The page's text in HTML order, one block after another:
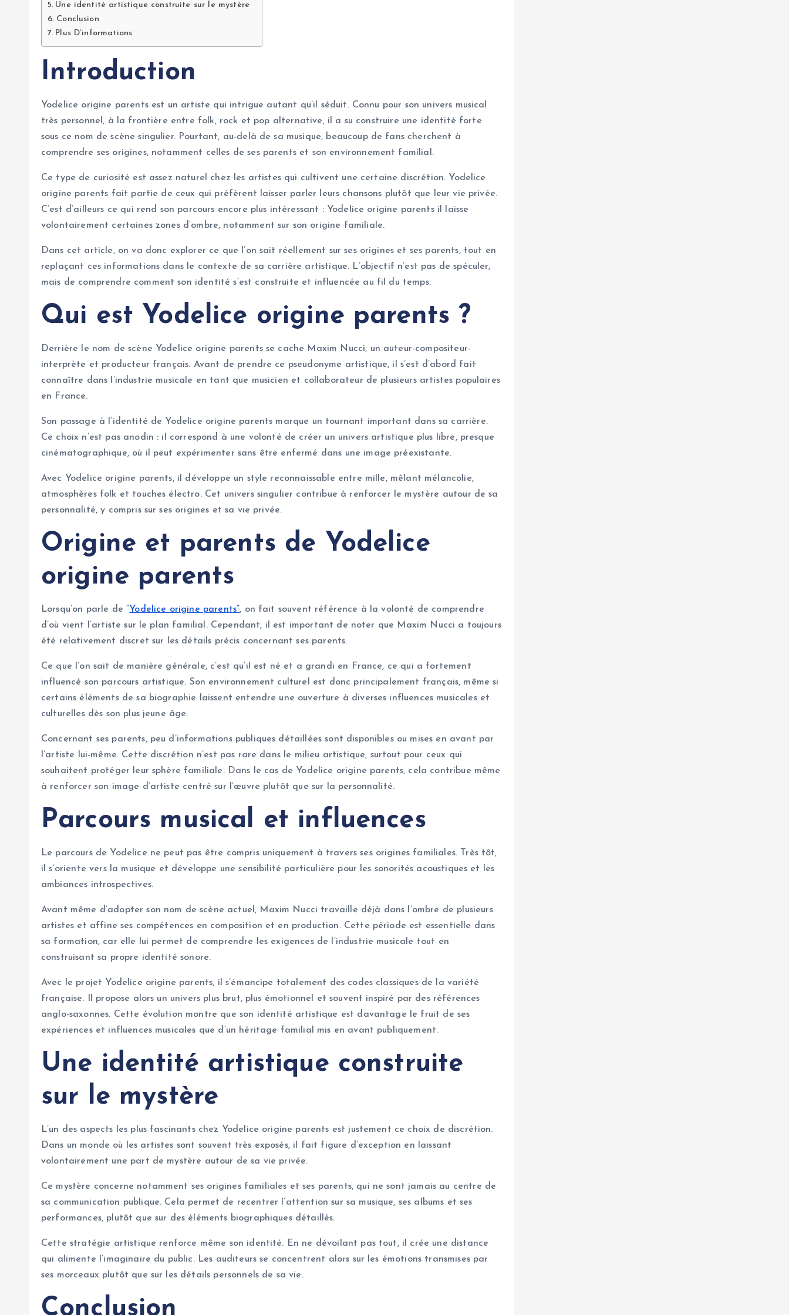
Une identité artistique construite sur le mystère
Conclusion
Plus D’informations
Introduction
Yodelice origine parents est un artiste qui intrigue autant qu’il séduit. Connu pour son univers musical
très personnel, à la frontière entre folk, rock et pop alternative, il a su construire une identité forte
sous ce nom de scène singulier. Pourtant, au-delà de sa musique, beaucoup de fans cherchent à
comprendre ses origines, notamment celles de ses parents et son environnement familial.
Ce type de curiosité est assez naturel chez les artistes qui cultivent une certaine discrétion. Yodelice
origine parents fait partie de ceux qui préfèrent laisser parler leurs chansons plutôt que leur vie privée.
C’est d’ailleurs ce qui rend son parcours encore plus intéressant : Yodelice origine parents il laisse
volontairement certaines zones d’ombre, notamment sur son origine familiale.
Dans cet article, on va donc explorer ce que l’on sait réellement sur ses origines et ses parents, tout en
replaçant ces informations dans le contexte de sa carrière artistique. L’objectif n’est pas de spéculer,
mais de comprendre comment son identité s’est construite et influencée au fil du temps.
Qui est Yodelice origine parents ?
Derrière le nom de scène Yodelice origine parents se cache Maxim Nucci, un auteur-compositeur-
interprète et producteur français. Avant de prendre ce pseudonyme artistique, il s’est d’abord fait
connaître dans l’industrie musicale en tant que musicien et collaborateur de plusieurs artistes populaires
en France.
Son passage à l’identité de Yodelice origine parents marque un tournant important dans sa carrière.
Ce choix n’est pas anodin : il correspond à une volonté de créer un univers artistique plus libre, presque
cinématographique, où il peut expérimenter sans être enfermé dans une image préexistante.
Avec Yodelice origine parents, il développe un style reconnaissable entre mille, mêlant mélancolie,
atmosphères folk et touches électro. Cet univers singulier contribue à renforcer le mystère autour de sa
personnalité, y compris sur ses origines et sa vie privée.
Origine et parents de Yodelice
origine parents
Lorsqu’on parle de “Yodelice origine parents”, on fait souvent référence à la volonté de comprendre
d’où vient l’artiste sur le plan familial. Cependant, il est important de noter que Maxim Nucci a toujours
été relativement discret sur les détails précis concernant ses parents.
Ce que l’on sait de manière générale, c’est qu’il est né et a grandi en France, ce qui a fortement
influencé son parcours artistique. Son environnement culturel est donc principalement français, même si
certains éléments de sa biographie laissent entendre une ouverture à diverses influences musicales et
culturelles dès son plus jeune âge.
Concernant ses parents, peu d’informations publiques détaillées sont disponibles ou mises en avant par
l’artiste lui-même. Cette discrétion n’est pas rare dans le milieu artistique, surtout pour ceux qui
souhaitent protéger leur sphère familiale. Dans le cas de Yodelice origine parents, cela contribue même
à renforcer son image d’artiste centré sur l’œuvre plutôt que sur la personnalité.
Parcours musical et influences
Le parcours de Yodelice ne peut pas être compris uniquement à travers ses origines familiales. Très tôt,
il s’oriente vers la musique et développe une sensibilité particulière pour les sonorités acoustiques et les
ambiances introspectives.
Avant même d’adopter son nom de scène actuel, Maxim Nucci travaille déjà dans l’ombre de plusieurs
artistes et affine ses compétences en composition et en production. Cette période est essentielle dans
sa formation, car elle lui permet de comprendre les exigences de l’industrie musicale tout en
construisant sa propre identité sonore.
Avec le projet Yodelice origine parents, il s’émancipe totalement des codes classiques de la variété
française. Il propose alors un univers plus brut, plus émotionnel et souvent inspiré par des références
anglo-saxonnes. Cette évolution montre que son identité artistique est davantage le fruit de ses
expériences et influences musicales que d’un héritage familial mis en avant publiquement.
Une identité artistique construite
sur le mystère
L’un des aspects les plus fascinants chez Yodelice origine parents est justement ce choix de discrétion.
Dans un monde où les artistes sont souvent très exposés, il fait figure d’exception en laissant
volontairement une part de mystère autour de sa vie privée.
Ce mystère concerne notamment ses origines familiales et ses parents, qui ne sont jamais au centre de
sa communication publique. Cela permet de recentrer l’attention sur sa musique, ses albums et ses
performances, plutôt que sur des éléments biographiques détaillés.
Cette stratégie artistique renforce même son identité. En ne dévoilant pas tout, il crée une distance
qui alimente l’imaginaire du public. Les auditeurs se concentrent alors sur les émotions transmises par
ses morceaux plutôt que sur les détails personnels de sa vie.
Conclusion